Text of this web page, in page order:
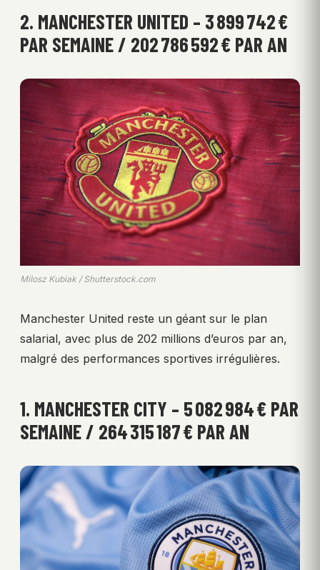
2. MANCHESTER UNITED – 3 899 742 €
PAR SEMAINE / 202 786 592 € PAR AN
Milosz Kubiak / Shutterstock.com
Manchester United reste un géant sur le plan
salarial, avec plus de 202 millions d’euros par an,
malgré des performances sportives irrégulières.
1. MANCHESTER CITY – 5 082 984 € PAR
SEMAINE / 264 315 187 € PAR AN